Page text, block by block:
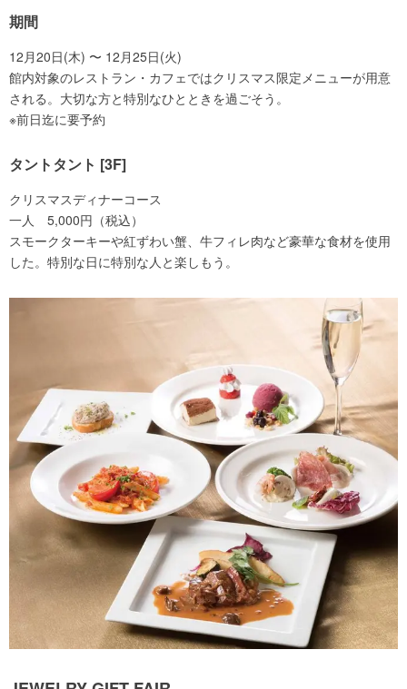
期間
12月20日(木) 〜 12月25日(火)
館内対象のレストラン・カフェではクリスマス限定メニューが用意
される。大切な方と特別なひとときを過ごそう。
※前日迄に要予約
タントタント [3F]
クリスマスディナーコース
一人 5,000円（税込）
スモークターキーや紅ずわい蟹、牛フィレ肉など豪華な食材を使用
した。特別な日に特別な人と楽しもう。